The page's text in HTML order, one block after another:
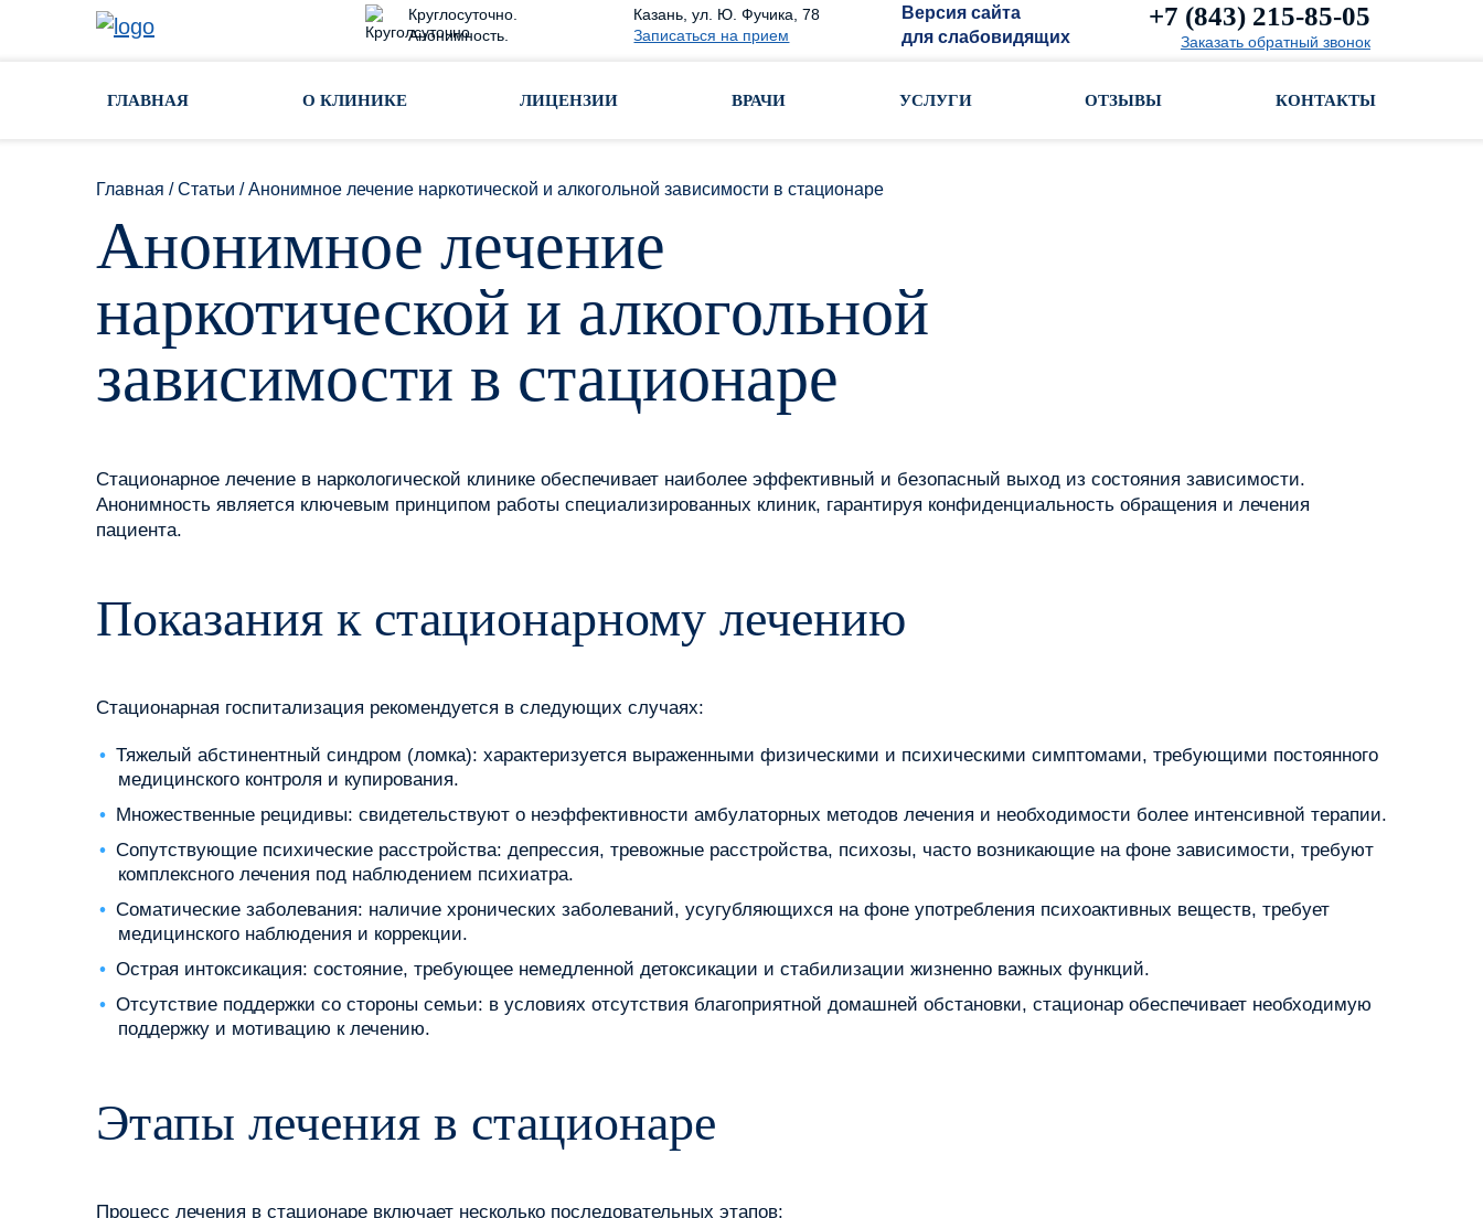
Круглосуточно.
Анонимность.
Казань, ул. Ю. Фучика, 78
Записаться на прием
Версия сайта
для слабовидящих
+7 (843) 215-85-05
Заказать обратный звонок
ГЛАВНАЯ О КЛИНИКЕ ЛИЦЕНЗИИ ВРАЧИ УСЛУГИ ОТЗЫВЫ КОНТАКТЫ
Главная /Статьи /Анонимное лечение наркотической и алкогольной зависимости в стационаре
Анонимное лечение
наркотической и алкогольной
зависимости в стационаре
Стационарное лечение в наркологической клинике обеспечивает наиболее эффективный и безопасный выход из состояния зависимости.
Анонимность является ключевым принципом работы специализированных клиник, гарантируя конфиденциальность обращения и лечения
пациента.
Показания к стационарному лечению
Стационарная госпитализация рекомендуется в следующих случаях:
Тяжелый абстинентный синдром (ломка): характеризуется выраженными физическими и психическими симптомами, требующими постоянного
медицинского контроля и купирования.
Множественные рецидивы: свидетельствуют о неэффективности амбулаторных методов лечения и необходимости более интенсивной терапии.
Сопутствующие психические расстройства: депрессия, тревожные расстройства, психозы, часто возникающие на фоне зависимости, требуют
комплексного лечения под наблюдением психиатра.
Соматические заболевания: наличие хронических заболеваний, усугубляющихся на фоне употребления психоактивных веществ, требует
медицинского наблюдения и коррекции.
Острая интоксикация: состояние, требующее немедленной детоксикации и стабилизации жизненно важных функций.
Отсутствие поддержки со стороны семьи: в условиях отсутствия благоприятной домашней обстановки, стационар обеспечивает необходимую
поддержку и мотивацию к лечению.
Этапы лечения в стационаре
Процесс лечения в стационаре включает несколько последовательных этапов: